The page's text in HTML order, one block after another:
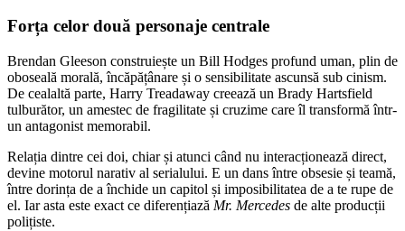
Forța celor două personaje centrale
Brendan Gleeson construiește un Bill Hodges profund uman, plin de
oboseală morală, încăpățânare și o sensibilitate ascunsă sub cinism.
De cealaltă parte, Harry Treadaway creează un Brady Hartsfield
tulburător, un amestec de fragilitate și cruzime care îl transformă într-
un antagonist memorabil.
Relația dintre cei doi, chiar și atunci când nu interacționează direct,
devine motorul narativ al serialului. E un dans între obsesie și teamă,
între dorința de a închide un capitol și imposibilitatea de a te rupe de
el. Iar asta este exact ce diferențiază Mr. Mercedes de alte producții
polițiste.